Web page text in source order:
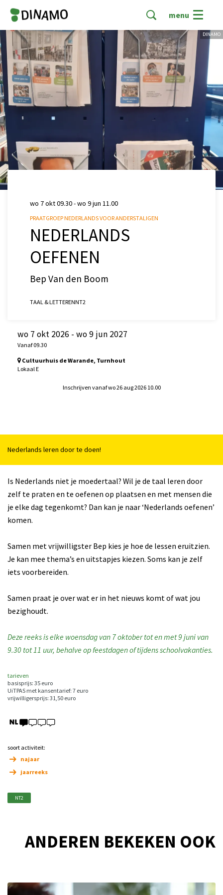
menu
DINAMO
NEDERLANDS
OEFENEN
Bep Van den Boom
PRAATGROEP NEDERLANDS VOOR ANDERSTALIGEN
wo 7 okt09.30-wo 9 jun 11.00
TAAL & LETTERENNT2
wo 7 okt 2026 - wo 9 jun 2027
Vanaf 09.30
Cultuurhuis de Warande, Turnhout
Lokaal E
Inschrijven vanaf wo 26 aug 2026 10.00
Nederlands leren door te doen!
Is Nederlands niet je moedertaal? Wil je de taal leren door
zelf te praten en te oefenen op plaatsen en met mensen die
je elke dag tegenkomt? Dan kan je naar ‘Nederlands oefenen’
komen.
Samen met vrijwilligster Bep kies je hoe de lessen eruitzien.
Je kan mee thema’s en uitstapjes kiezen. Soms kan je zelf
iets voorbereiden.
Samen praat je over wat er in het nieuws komt of wat jou
bezighoudt.
Deze reeks is elke woensdag van 7 oktober tot en met 9 juni van
9.30 tot 11 uur, behalve op feestdagen of tijdens schoolvakanties.
tarieven
basisprijs: 35 euro
UiTPAS met kansentarief: 7 euro
vrijwilligersprijs: 31,50 euro
soort activiteit:
najaar
jaarreeks
NT2
ANDEREN BEKEKEN OOK